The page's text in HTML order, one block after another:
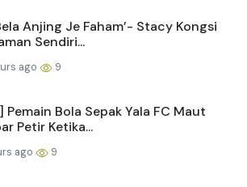
Anjing Je Faham’- Stacy Kongsi
Sendiri...
ago 9
Pemain Bola Sepak Yala FC Maut
Petir Ketika...
ago 9